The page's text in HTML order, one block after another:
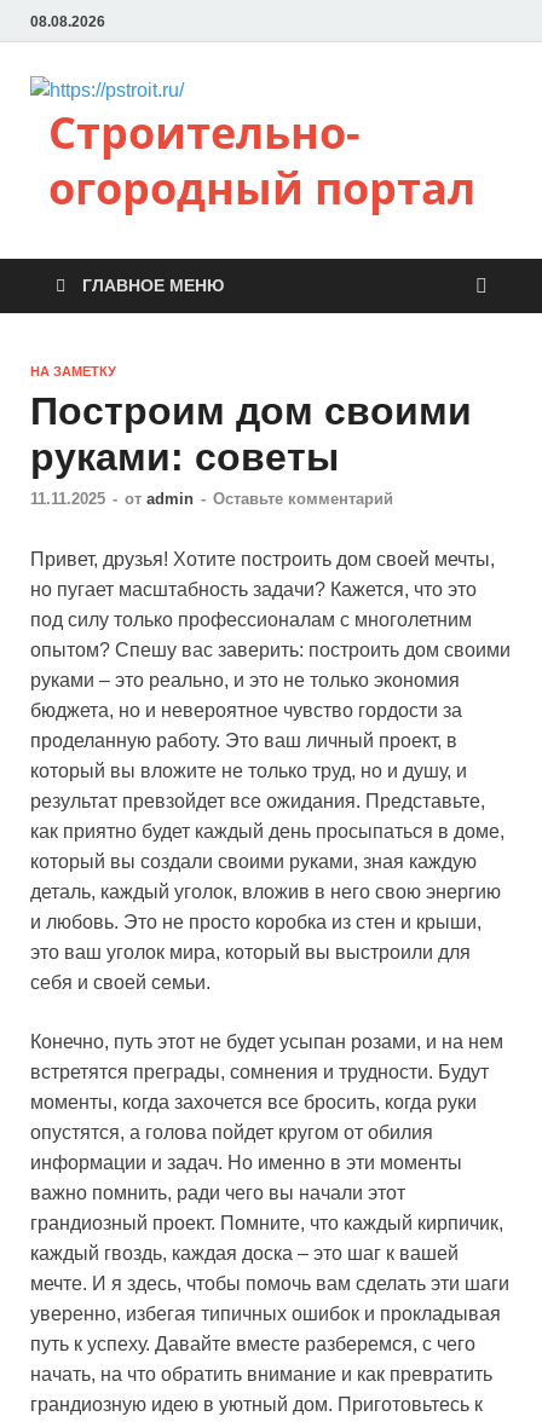
08.08.2026
Строительно-
огородный портал
ГЛАВНОЕ МЕНЮ
НА ЗАМЕТКУ
Построим дом своими
руками: советы
11.11.2025 - от admin - Оставьте комментарий
Привет, друзья! Хотите построить дом своей мечты,
но пугает масштабность задачи? Кажется, что это
под силу только профессионалам с многолетним
опытом? Спешу вас заверить: построить дом своими
руками – это реально, и это не только экономия
бюджета, но и невероятное чувство гордости за
проделанную работу. Это ваш личный проект, в
который вы вложите не только труд, но и душу, и
результат превзойдет все ожидания. Представьте,
как приятно будет каждый день просыпаться в доме,
который вы создали своими руками, зная каждую
деталь, каждый уголок, вложив в него свою энергию
и любовь. Это не просто коробка из стен и крыши,
это ваш уголок мира, который вы выстроили для
себя и своей семьи.
Конечно, путь этот не будет усыпан розами, и на нем
встретятся преграды, сомнения и трудности. Будут
моменты, когда захочется все бросить, когда руки
опустятся, а голова пойдет кругом от обилия
информации и задач. Но именно в эти моменты
важно помнить, ради чего вы начали этот
грандиозный проект. Помните, что каждый кирпичик,
каждый гвоздь, каждая доска – это шаг к вашей
мечте. И я здесь, чтобы помочь вам сделать эти шаги
уверенно, избегая типичных ошибок и прокладывая
путь к успеху. Давайте вместе разберемся, с чего
начать, на что обратить внимание и как превратить
грандиозную идею в уютный дом. Приготовьтесь к